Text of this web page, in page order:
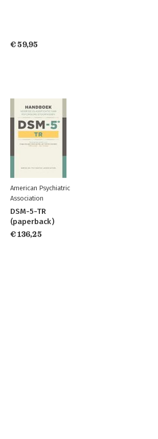
€ 59,95
American Psychiatric
Association
DSM-5-TR
(paperback)
€ 136,25